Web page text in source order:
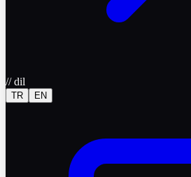
//dil
TR EN